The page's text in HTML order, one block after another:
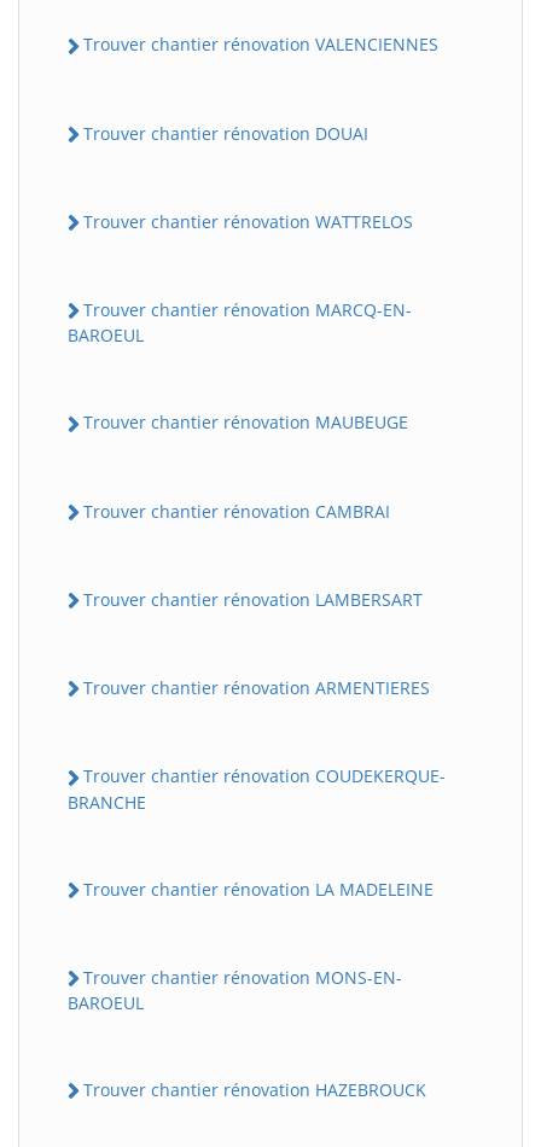
Trouver chantier rénovation VALENCIENNES
Trouver chantier rénovation DOUAI
Trouver chantier rénovation WATTRELOS
Trouver chantier rénovation MARCQ-EN-
BAROEUL
Trouver chantier rénovation MAUBEUGE
Trouver chantier rénovation CAMBRAI
Trouver chantier rénovation LAMBERSART
Trouver chantier rénovation ARMENTIERES
Trouver chantier rénovation COUDEKERQUE-
BRANCHE
Trouver chantier rénovation LA MADELEINE
Trouver chantier rénovation MONS-EN-
BAROEUL
Trouver chantier rénovation HAZEBROUCK